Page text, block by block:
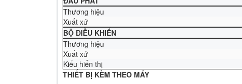
Thương hiệu
Xuất xứ
BỘ ĐIỀU KHIỂN
Thương hiệu
Xuất xứ
Kiểu hiển thị
THIẾT BỊ KÈM THEO MÁY